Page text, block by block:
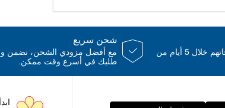
دلع طفلك
يمكن للعملاء إرجاع منتجاتهم خلال 5 أيام من
شحن سريع
مع أفضل مزودي الشحن، نضمن
طلبك في أسرع وقت ممكن.